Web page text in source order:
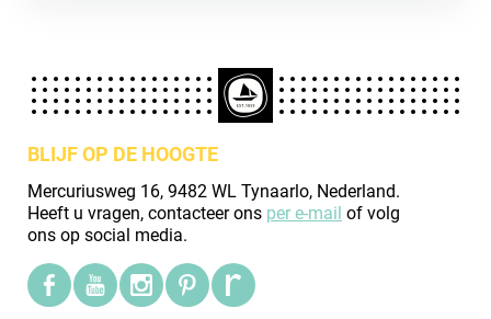
BLIJF OP DE HOOGTE
Mercuriusweg 16, 9482 WL Tynaarlo, Nederland.
Heeft u vragen, contacteer ons per e-mail of volg
ons op social media.